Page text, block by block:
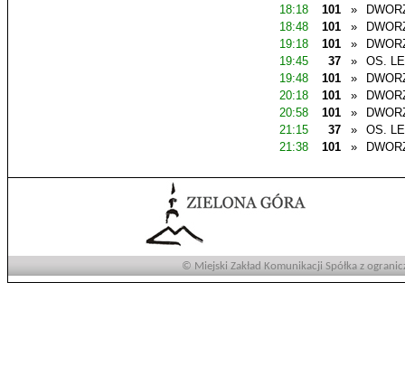
18:18
101 »
18:48
101 »
19:18
101 »
19:45
37 »
OS.
19:48
101 »
20:18
101 »
20:58
101 »
21:15
37 »
OS.
21:38
101 »
© Miejski Zakład Komunikacji Spółka z